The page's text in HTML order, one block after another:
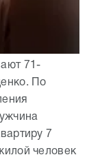
71-
По
7
человек